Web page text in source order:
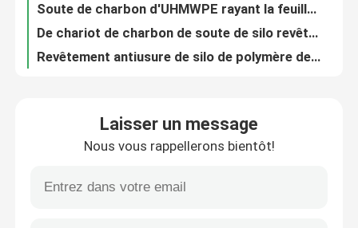
Contactez-nous
Nouvelles
Feuilles de plastique polyéthylène
Individu cylindrique de feuille du silo UHMWPE lubrifiant le revêtement de soute de charbon de revêtement de silo
Individu lubrifiant la feuille en plastique de revêtement de caisse de camion de décharge de Clay Body Lining UHMWPE
Individu matériel de polyéthylène lubrifiant le revêtement d'UHMWPE pour le descendeur de caisse de camion
Laisser un message
Nous vous rappellerons bientôt!